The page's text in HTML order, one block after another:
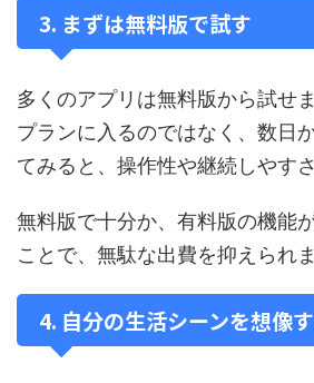
3. まずは無料版で試す
多くのアプリは無料版から試せ
プランに入るのではなく、数日
てみると、操作性や継続しやす
無料版で十分か、有料版の機能
ことで、無駄な出費を抑えられま
4. 自分の生活シーンを想像